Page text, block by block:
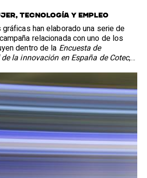
TECNOLOGÍA Y EMPLEO
han elaborado una serie de
relacionada con uno de los
dentro de la Encuesta de
la innovación en España de Cotec,
que tienen las mujeres de sí mismas
los hombres a la hora de juzgar su